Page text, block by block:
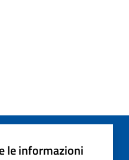
le informazioni